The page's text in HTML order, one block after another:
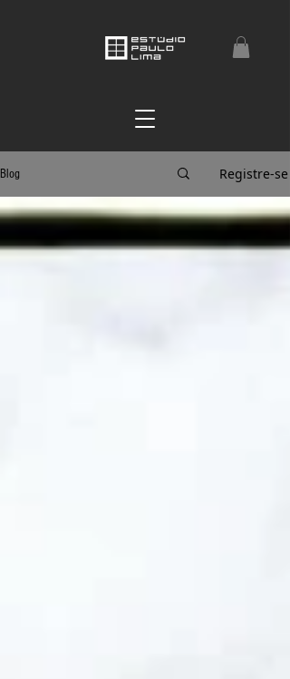
Blog Registre-se